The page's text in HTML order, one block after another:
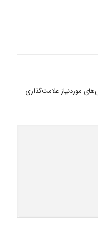
موردنیاز علامت‌گذاری